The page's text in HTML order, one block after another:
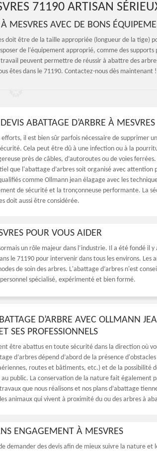
71190 ARTISAN
À MESVRES AVEC DE BONS
doit être de la taille appropriée (longueur de la tige)
de l'équipement approprié, comme des supports
peuvent permettre de réussir à abattre des
êtes dans le 71190. Contactez-nous dès maintenant !
ABATTAGE D’ARBRE À MESVRES
il est bien sûr parfois nécessaire de supprimer
Cela peut être dû à une infection ou à la
près de câbles, d’autoroutes ou de voies
que l'abattage d’arbres soit organisé avec attention
comme Ollmann jean élagage avec les
de sécurité et la tronçonneuse performante. La
doit aussi être considérée.
POUR VOUS AIDER
un rôle majeur dans l’industrie. Il a été fondé il y
le 71190 pour intervenir dans tous les environs. Les
de soin des arbres. L'abattage d’arbres n'est
spécialisé, expérimenté et bien formé.
D’ARBRE AVEC OLLMANN
SES PROFESSIONNELS
être abattus en toute sécurité dans la direction où
d’arbres dépend d’abord de la présence
routes et bâtiments, etc.) et de la possibilité
au public. La conservation de la nature fait également
que nous réalisons et nos plans d’abattage
animaux qui vivent à proximité du ou des arbres à
ENGAGEMENT À MESVRES
demander des devis afin de mieux suivre la nature et